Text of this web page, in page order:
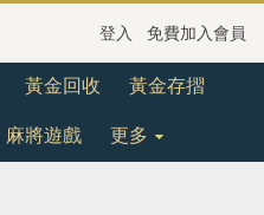
登入 免費加入會員
黃金回收 黃金存摺
麻將遊戲 更多